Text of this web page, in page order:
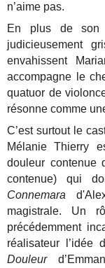
n’aime pas.
En plus de son
judicieusement
envahissent
accompagne le
quatuor de
résonne comme
C’est surtout le
Mélanie Thierry
douleur contenue
contenue) qui
Connemara
magistrale. Un
précédemment
réalisateur l’idée
Douleur